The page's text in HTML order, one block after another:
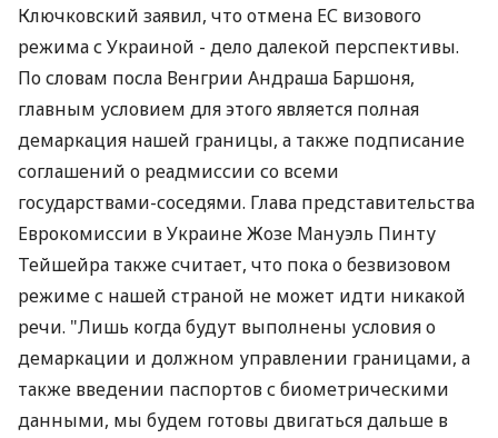
Ключковский заявил, что отмена ЕС визового
режима с Украиной - дело далекой перспективы.
По словам посла Венгрии Андраша Баршоня,
главным условием для этого является полная
демаркация нашей границы, а также подписание
соглашений о реадмиссии со всеми
государствами-соседями. Глава представительства
Еврокомиссии в Украине Жозе Мануэль Пинту
Тейшейра также считает, что пока о безвизовом
режиме с нашей страной не может идти никакой
речи. "Лишь когда будут выполнены условия о
демаркации и должном управлении границами, а
также введении паспортов с биометрическими
данными, мы будем готовы двигаться дальше в